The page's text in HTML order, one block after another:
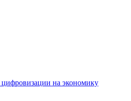
на экономику